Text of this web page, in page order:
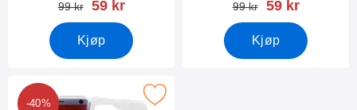
gammel pris
99 kr ny pris
59 kr
Kjøp
gammel pris
99 kr ny pris
59 kr
Kjøp
-40%
tPU Designdeksel Motorola Moto G 5G Plus som favoritt